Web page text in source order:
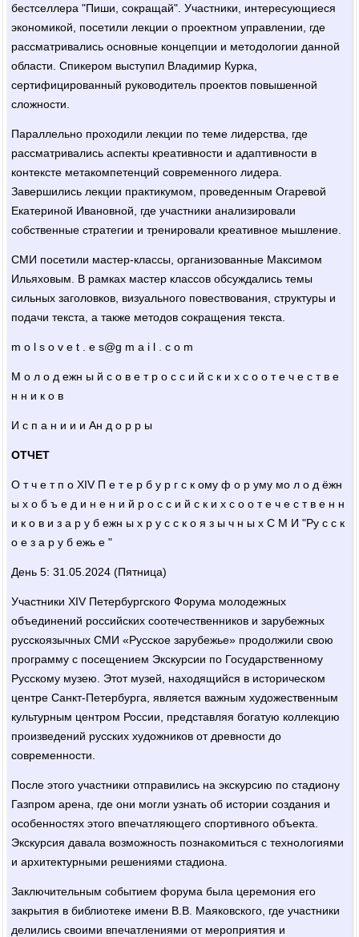
бестселлера "Пиши, сокращай". Участники, интересующиеся
экономикой, посетили лекции о проектном управлении, где
рассматривались основные концепции и методологии данной
области. Спикером выступил Владимир Курка,
сертифицированный руководитель проектов повышенной
сложности.
Параллельно проходили лекции по теме лидерства, где
рассматривались аспекты креативности и адаптивности в
контексте метакомпетенций современного лидера.
Завершились лекции практикумом, проведенным Огаревой
Екатериной Ивановной, где участники анализировали
собственные стратегии и тренировали креативное мышление.
СМИ посетили мастер-классы, организованные Максимом
Ильяховым. В рамках мастер классов обсуждались темы
сильных заголовков, визуального повествования, структуры и
подачи текста, а также методов сокращения текста.
m o l s o v e t . e s@g m a i l . c o m
М о л о д ежн ы й с о в е т р о с с и й с к и х с о о т е ч е с т в е
н н и к о в
И с п а н и и и Ан д о р р ы
ОТЧЕТ
О т ч е т п о XIV П е т е р б у р г с к ому ф о р уму мо л о д ёжн
ы х о б ъ е д и н е н и й р о с с и й с к и х с о о т е ч е с т в е н н
и к о в и з а р у б ежн ы х р у с с к о я з ы ч н ы х С М И "Ру с с к
о е з а р у б ежь е "
День 5: 31.05.2024 (Пятница)
Участники XIV Петербургского Форума молодежных
объединений российских соотечественников и зарубежных
русскоязычных СМИ «Русское зарубежье» продолжили свою
программу с посещением Экскурсии по Государственному
Русскому музею. Этот музей, находящийся в историческом
центре Санкт-Петербурга, является важным художественным
культурным центром России, представляя богатую коллекцию
произведений русских художников от древности до
современности.
После этого участники отправились на экскурсию по стадиону
Газпром арена, где они могли узнать об истории создания и
особенностях этого впечатляющего спортивного объекта.
Экскурсия давала возможность познакомиться с технологиями
и архитектурными решениями стадиона.
Заключительным событием форума была церемония его
закрытия в библиотеке имени В.В. Маяковского, где участники
делились своими впечатлениями от мероприятия и